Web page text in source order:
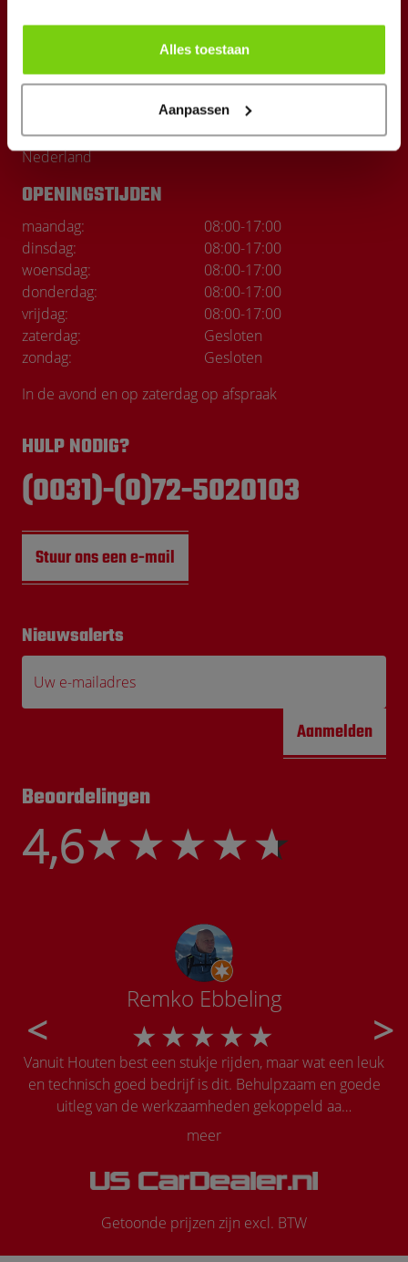
Alles toestaan
Aanpassen
General Cars & Parts
Nijverheidsterrein 16
1645 VX Ursem (NH)
Nederland
OPENINGSTIJDEN
maandag: 08:00-17:00
dinsdag:
08:00-17:00
woensdag:
08:00-17:00
donderdag:
08:00-17:00
vrijdag:
08:00-17:00
zaterdag:
Gesloten
zondag:
Gesloten
In de avond en op zaterdag op afspraak
HULP NODIG?
(0031)-(0)72-5020103
Stuur ons een e-mail
Nieuwsalerts
Uw e-mailadres
Aanmelden
Beoordelingen
4,6
Remko Ebbeling
Vanuit Houten best een stukje rijden, maar wat een leuk
en technisch goed bedrijf is dit. Behulpzaam en goede
uitleg van de werkzaamheden gekoppeld aa…
meer
Getoonde prijzen zijn excl. BTW